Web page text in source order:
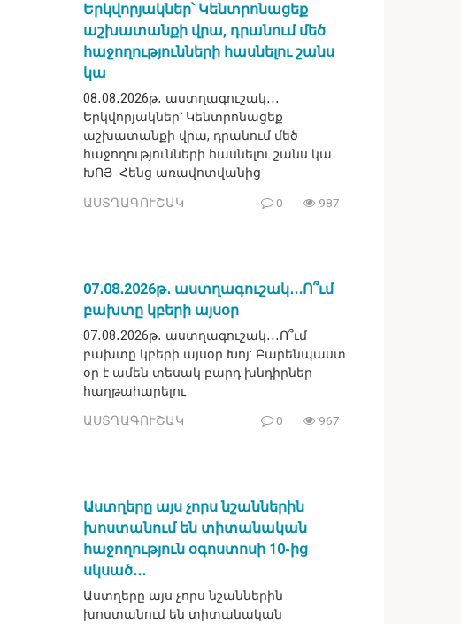
Երկվորյակներ՝ Կենտրոնացեք
աշխատանքի վրա, դրանում մեծ
հաջողությունների հասնելու շանս
կա
08․08․2026թ․ աստղագուշակ․․․
Երկվորյակներ՝ Կենտրոնացեք
աշխատանքի վրա, դրանում մեծ
հաջողությունների հասնելու շանս կա
ԽՈՅ Հենց առավոտվանից
ԱՍՏՂԱԳՈՒՇԱԿ 0 987
07․08․2026թ․ աստղագուշակ․․․Ո՞ւմ
բախտը կբերի այսօր
07․08․2026թ․ աստղագուշակ․․․Ո՞ւմ
բախտը կբերի այսօր Խոյ: Բարենպաստ
օր է ամեն տեսակ բարդ խնդիրներ
հաղթահարելու
ԱՍՏՂԱԳՈՒՇԱԿ 0 967
Աստղերը այս չորս նշաններին
խոստանում են տիտանական
հաջողություն օգոստոսի 10-ից
սկսած․․․
Աստղերը այս չորս նշաններին
խոստանում են տիտանական